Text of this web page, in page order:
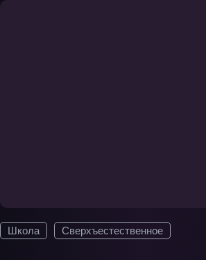
Школа Сверхъестественное